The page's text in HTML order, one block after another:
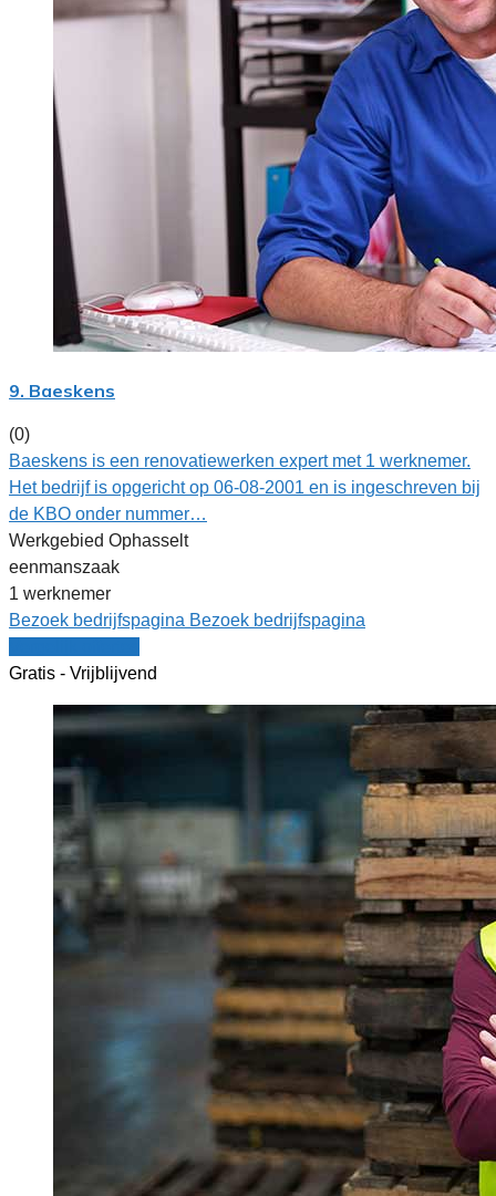
9. Baeskens
(0)
Baeskens is een renovatiewerken expert met 1 werknemer.
Het bedrijf is opgericht op 06-08-2001 en is ingeschreven bij
de KBO onder nummer…
Werkgebied Ophasselt
eenmanszaak
1 werknemer
Bezoek bedrijfspagina Bezoek bedrijfspagina
Gratis - Vrijblijvend